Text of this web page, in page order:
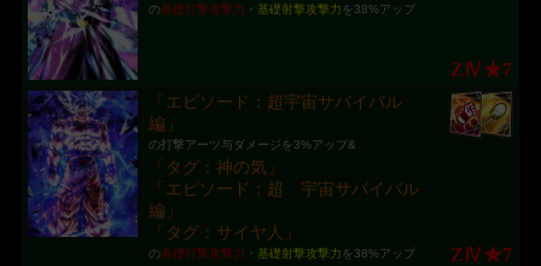
の基礎打撃攻撃力 ・ 基礎射撃攻撃力 を38%アップ
ZⅣ★7
「エピソード：超宇宙サバイバル
編」
の打撃アーツ与ダメージを3%アップ&
「タグ：神の気」
「エピソード：超 宇宙サバイバル
編」
「タグ：サイヤ人」
の基礎打撃攻撃力 ・ 基礎射撃攻撃力 を38%アップ ZⅣ★7